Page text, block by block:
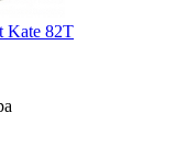
Kate 82T